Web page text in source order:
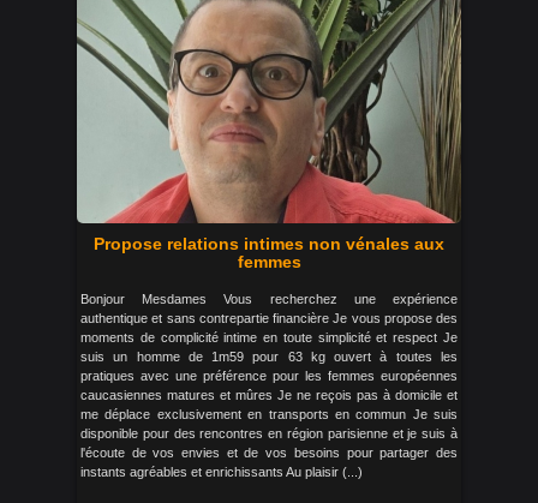
Propose relations intimes non vénales aux
femmes
Bonjour Mesdames Vous recherchez une expérience
authentique et sans contrepartie financière Je vous propose des
moments de complicité intime en toute simplicité et respect Je
suis un homme de 1m59 pour 63 kg ouvert à toutes les
pratiques avec une préférence pour les femmes européennes
caucasiennes matures et mûres Je ne reçois pas à domicile et
me déplace exclusivement en transports en commun Je suis
disponible pour des rencontres en région parisienne et je suis à
l'écoute de vos envies et de vos besoins pour partager des
instants agréables et enrichissants Au plaisir (...)